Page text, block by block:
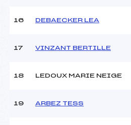
Pénalité appliquée :
16 DEBAECKER LEA
17 VINZANT BERTILLE
18 LEDOUX MARIE NEIGE
19 ARBEZ TESS